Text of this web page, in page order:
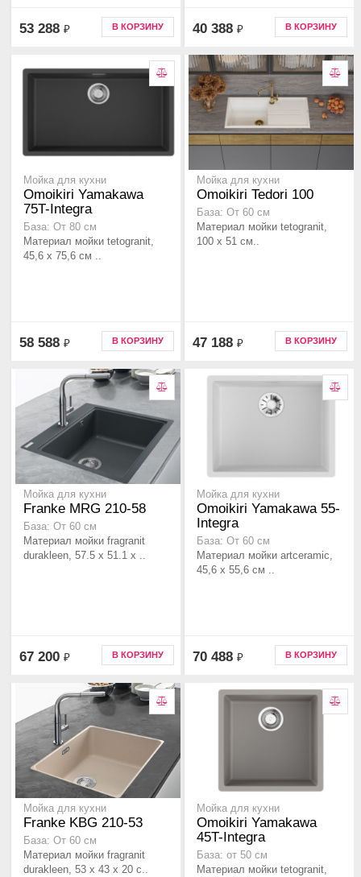
53 288 ₽ В КОРЗИНУ 40 388 ₽ В КОРЗИНУ
Мойка для кухни
Omoikiri Yamakawa
75T-Integra
База: От 80 см
Материал мойки tetogranit,
45,6 x 75,6 см ..
58 588 ₽ В КОРЗИНУ
Мойка для кухни
Omoikiri Tedori 100
База: От 60 см
Материал мойки tetogranit,
100 x 51 см..
47 188 ₽ В КОРЗИНУ
Мойка для кухни
Franke MRG 210-58
База: От 60 см
Материал мойки fragranit
durakleen, 57.5 x 51.1 x ..
67 200 ₽ В КОРЗИНУ
Мойка для кухни
Omoikiri Yamakawa 55-
Integra
База: От 60 см
Материал мойки artceramic,
45,6 x 55,6 см ..
70 488 ₽ В КОРЗИНУ
Мойка для кухни
Franke KBG 210-53
База: От 60 см
Материал мойки fragranit
durakleen, 53 x 43 x 20 с..
Мойка для кухни
Omoikiri Yamakawa
45T-Integra
База: от 50 см
Материал мойки tetogranit,